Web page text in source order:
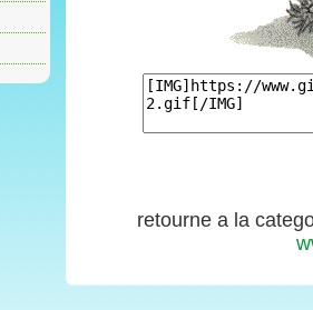
retourne a la